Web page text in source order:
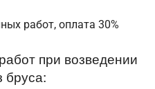
работ, оплата 30%
при возведении
бруса: